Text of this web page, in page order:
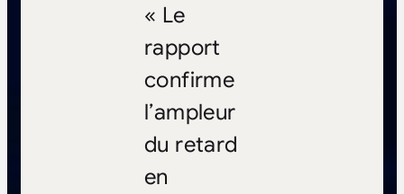
« Le
rapport
confirme
l’ampleur
du retard
en